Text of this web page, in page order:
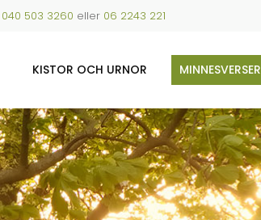
040 503 3260 eller 06 2243 221
KISTOR OCH URNOR MINNESVERSER